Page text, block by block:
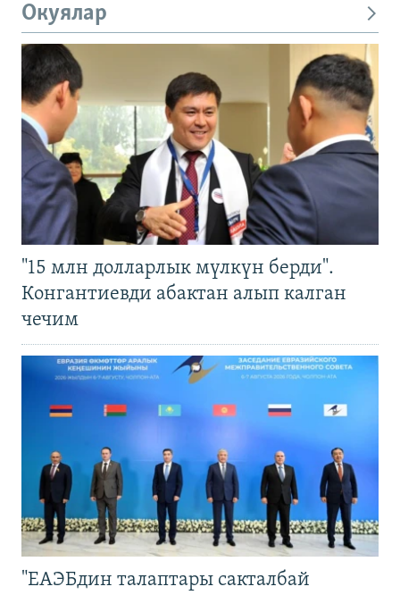
Окуялар
"15 млн долларлык мүлкүн берди".
Конгантиевди абактан алып калган
чечим
"ЕАЭБдин талаптары сакталбай